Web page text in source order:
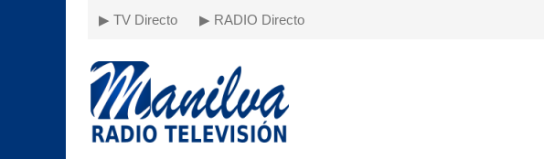
▶ TV Directo ▶ RADIO Directo